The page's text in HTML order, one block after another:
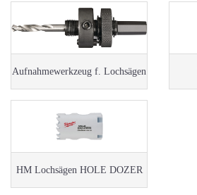
Aufnahmewerkzeug f. Lochsägen
HM Lochsägen HOLE DOZER